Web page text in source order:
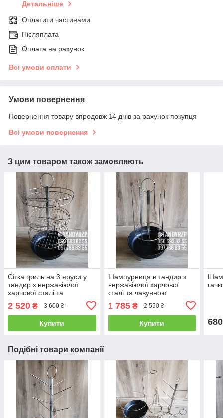
Детальніше
Оплатити частинами
Післяплата
Оплата на рахунок
Всі умови оплати
Умови повернення
Повернення товару впродовж 14 днів за рахунок покупця
Всі умови повернення
З цим товаром також замовляють
Сітка гриль на 3 яруси у
тандир з нержавіючої
харчової сталі та
(діаметр від 20-40см)
2 520 ₴ 3 600 ₴
Купити
Шампурниця в тандир з
нержавіючої харчової
сталі та чавунною
сковорідкою (діаметр 20-
40см)
1 785₴ 2 550 ₴
Купити 680
Подібні товари компанії